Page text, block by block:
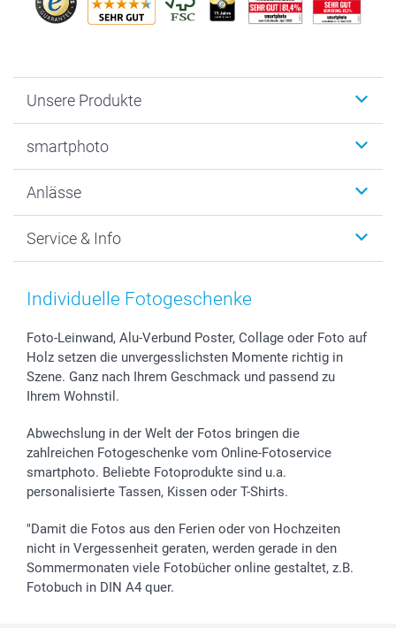
Unsere Produkte
Fotogeschenke
MyNameBook
Fotoabzüge, Fotos als Buch & Poster
Zubehör & Material
Sticker & Etiketten
Geschenk-Gutscheine (PDF)
smartphoto
Warum smartphoto
Datenschutz
AGB
Presse
Partnerprogramme
Investor Relations
Widerrufsrecht
Anlässe
Neujahr
Muttertag
Kommunion & Konfirmation
Hochzeit
Geburtstag
Zu allen Anlässen
Service & Info
Anmelden /Registrieren
Lieferfristen
72h Lieferung
Zahlungsmöglichkeiten
Status der Bestellung
smartfriends
smartgarantie
smartbonus
Individuelle Fotogeschenke
Foto-Leinwand, Alu-Verbund Poster, Collage oder Foto auf
Holz setzen die unvergesslichsten Momente richtig in
Szene. Ganz nach Ihrem Geschmack und passend zu
Ihrem Wohnstil.
Abwechslung in der Welt der Fotos bringen die
zahlreichen Fotogeschenke vom Online-Fotoservice
smartphoto. Beliebte Fotoprodukte sind u.a.
personalisierte Tassen, Kissen oder T-Shirts.
"Damit die Fotos aus den Ferien oder von Hochzeiten
nicht in Vergessenheit geraten, werden gerade in den
Sommermonaten viele Fotobücher online gestaltet, z.B.
Fotobuch in DIN A4 quer.